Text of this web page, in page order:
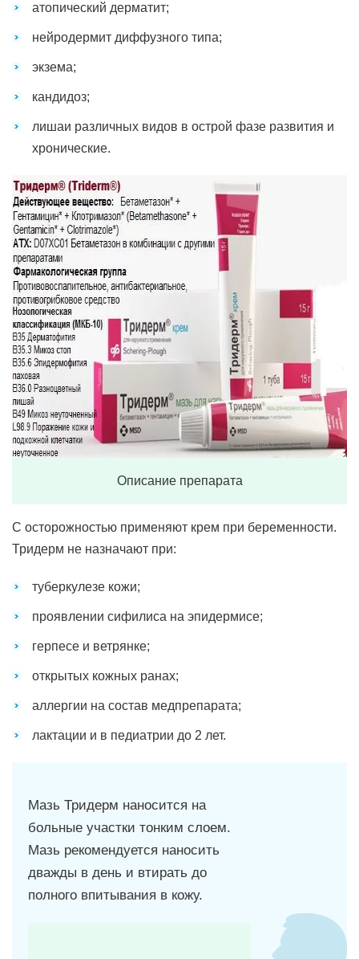
атопический дерматит;
нейродермит диффузного типа;
экзема;
кандидоз;
лишаи различных видов в острой фазе развития и
хронические.
Описание препарата
С осторожностью применяют крем при беременности.
Тридерм не назначают при:
туберкулезе кожи;
проявлении сифилиса на эпидермисе;
герпесе и ветрянке;
открытых кожных ранах;
аллергии на состав медпрепарата;
лактации и в педиатрии до 2 лет.
Мазь Тридерм наносится на
больные участки тонким слоем.
Мазь рекомендуется наносить
дважды в день и втирать до
полного впитывания в кожу.